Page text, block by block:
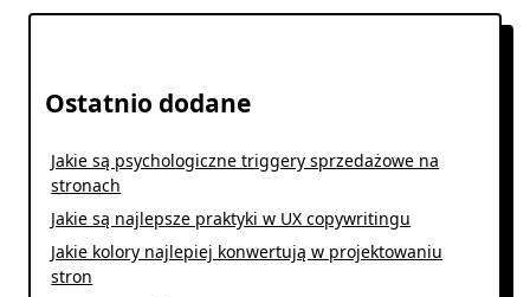
Ostatnio dodane
Jakie są psychologiczne triggery sprzedażowe na
stronach
Jakie są najlepsze praktyki w UX copywritingu
Jakie kolory najlepiej konwertują w projektowaniu
stron